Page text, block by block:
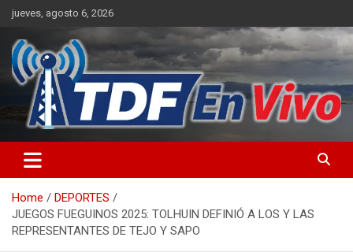
Skip
content
jueves, agosto 6, 2026
Home
DEPORTES
JUEGOS FUEGUINOS 2025: TOLHUIN DEFINIÓ A LOS Y LAS
REPRESENTANTES DE TEJO Y SAPO